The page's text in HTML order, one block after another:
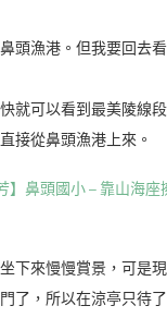
頭漁港。但我要回去
就可以看到最美陵線
接從鼻頭漁港上來。
】鼻頭國小 – 靠山海
下來慢慢賞景，可是
了，所以在涼亭只待